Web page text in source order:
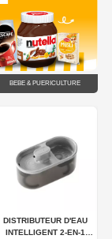
BÉBÉ & PUÉRICULTURE
DISTRIBUTEUR D'EAU
INTELLIGENT 2-EN-1